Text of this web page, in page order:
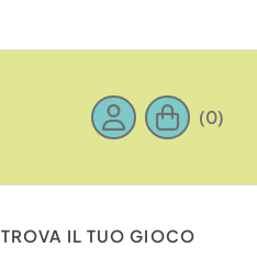
(0)
TROVA IL TUO GIOCO